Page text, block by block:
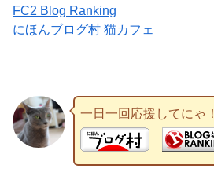
FC2 Blog Ranking
にほんブログ村 猫カフェ
一日一回応援してにゃ！